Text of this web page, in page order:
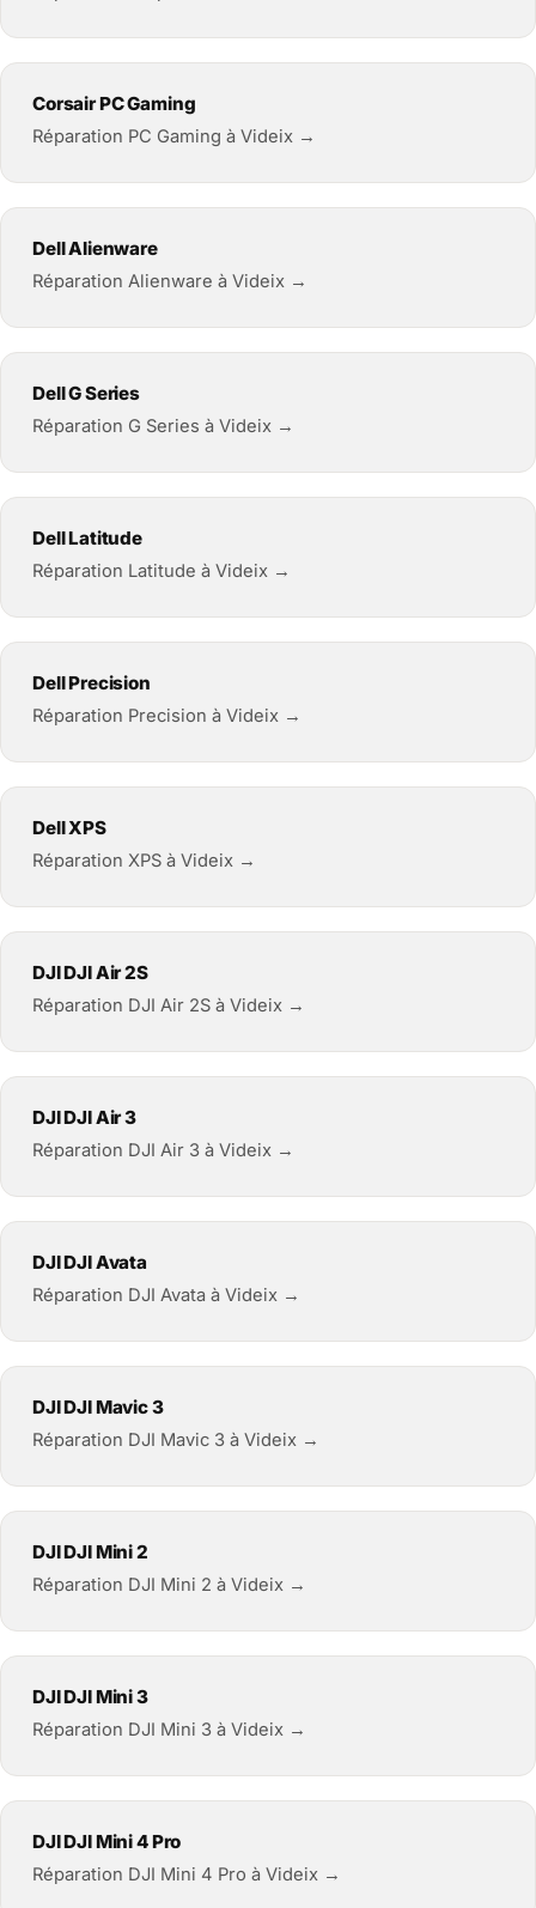
Corsair PC Gaming
Réparation PC Gaming à Videix →
Dell Alienware
Réparation Alienware à Videix →
Dell G Series
Réparation G Series à Videix →
Dell Latitude
Réparation Latitude à Videix →
Dell Precision
Réparation Precision à Videix →
Dell XPS
Réparation XPS à Videix →
DJI DJI Air 2S
Réparation DJI Air 2S à Videix →
DJI DJI Air 3
Réparation DJI Air 3 à Videix →
DJI DJI Avata
Réparation DJI Avata à Videix →
DJI DJI Mavic 3
Réparation DJI Mavic 3 à Videix →
DJI DJI Mini 2
Réparation DJI Mini 2 à Videix →
DJI DJI Mini 3
Réparation DJI Mini 3 à Videix →
DJI DJI Mini 4 Pro
Réparation DJI Mini 4 Pro à Videix →